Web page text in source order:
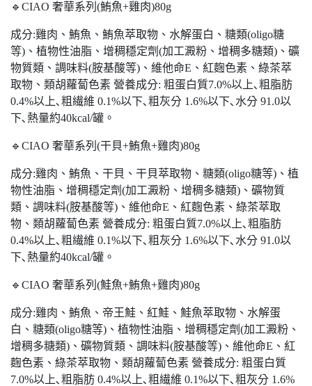
🔹CIAO 奢華系列(鮪魚+雞肉)80g
成分:雞肉、鮪魚、鮪魚萃取物、水解蛋白、糖類(oligo糖
等)、植物性油脂、增稠穩定劑(加工澱粉、增稠多糖類)、礦
物質類、調味料(胺基酸等)、維他命E、紅麴色素、綠茶萃
取物、類胡蘿蔔色素 營養成分: 粗蛋白質7.0%以上､粗脂肪
0.4%以上､粗繊維 0.1%以下､粗灰分 1.6%以下､水分 91.0以
下､熱量約40kcal/罐。
🔹CIAO 奢華系列(干貝+鮪魚+雞肉)80g
成分:雞肉、鮪魚、干貝、干貝萃取物、糖類(oligo糖等)、植
物性油脂、增稠穩定劑(加工澱粉、增稠多糖類)、礦物質
類、調味料(胺基酸等)、維他命E、紅麴色素、綠茶萃取
物、類胡蘿蔔色素 營養成分: 粗蛋白質7.0%以上､粗脂肪
0.4%以上､粗繊維 0.1%以下､粗灰分 1.6%以下､水分 91.0以
下､熱量約40kcal/罐。
🔹CIAO 奢華系列(鮭魚+鮪魚+雞肉)80g
成分:雞肉、鮪魚、帝王鮭、紅鮭、鮭魚萃取物、水解蛋
白、糖類(oligo糖等)、植物性油脂、增稠穩定劑(加工澱粉、
增稠多糖類)、礦物質類、調味料(胺基酸等)、維他命E、紅
麴色素、綠茶萃取物、類胡蘿蔔色素 營養成分: 粗蛋白質
7.0%以上､粗脂肪 0.4%以上､粗繊維 0.1%以下､粗灰分 1.6%